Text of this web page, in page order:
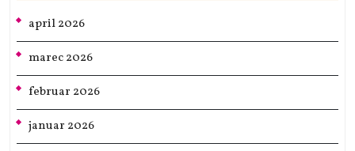
april 2026
marec 2026
februar 2026
januar 2026